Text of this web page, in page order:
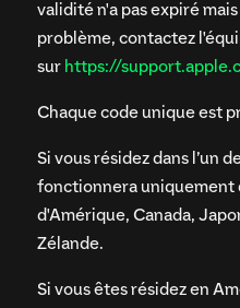
validité n'a pas expiré
problème, contactez
sur https://
Chaque code unique est
Si vous résidez dans l’un
fonctionnera uniquement
d'Amérique, Canada,
Zélande.
Si vous êtes résidez en